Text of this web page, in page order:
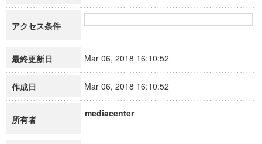
アクセス条件
最終更新日 Mar 06, 2018 16:10:52
作成日 Mar 06, 2018 16:10:52
所有者
mediacenter